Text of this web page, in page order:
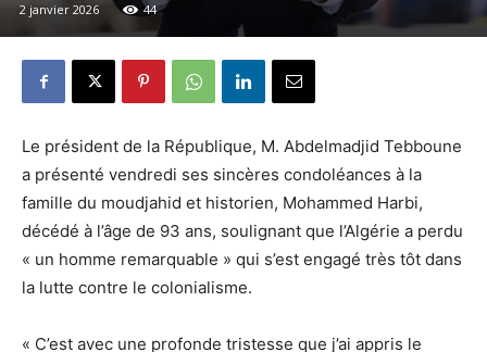
2 janvier 2026 44
Le président de la République, M. Abdelmadjid Tebboune
a présenté vendredi ses sincères condoléances à la
famille du moudjahid et historien, Mohammed Harbi,
décédé à l’âge de 93 ans, soulignant que l’Algérie a perdu
« un homme remarquable » qui s’est engagé très tôt dans
la lutte contre le colonialisme.
« C’est avec une profonde tristesse que j’ai appris le